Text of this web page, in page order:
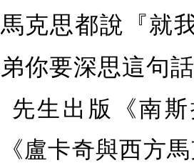
馬克思都說『就
弟你要深思這句
先生出版《南
《盧卡奇與西方